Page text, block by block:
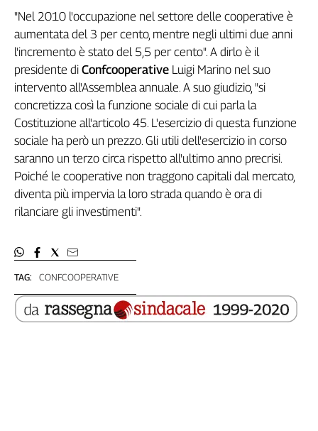
Welfare
Italia
Internazionale
Culture
Filcams
Filctem
Fillea
Filt
Fiom
Fisac
Flc
Slc
Spi
TAG: CONFCOOPERATIVE
"Nel 2010 l'occupazione nel settore delle cooperative è
aumentata del 3 per cento, mentre negli ultimi due anni
l'incremento è stato del 5,5 per cento". A dirlo è il
presidente di Confcooperative Luigi Marino nel suo
intervento all'Assemblea annuale. A suo giudizio, "si
concretizza così la funzione sociale di cui parla la
Costituzione all'articolo 45. L'esercizio di questa funzione
sociale ha però un prezzo. Gli utili dell'esercizio in corso
saranno un terzo circa rispetto all'ultimo anno precrisi.
Poiché le cooperative non traggono capitali dal mercato,
diventa più impervia la loro strada quando è ora di
rilanciare gli investimenti".